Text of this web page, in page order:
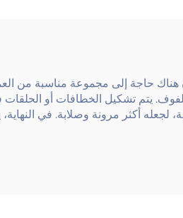
هناك حاجة إلى مجموعة مناسبة من
يتم تشكيل الخطافات أو الحلقات
أكثر مرونة وصلابة. في